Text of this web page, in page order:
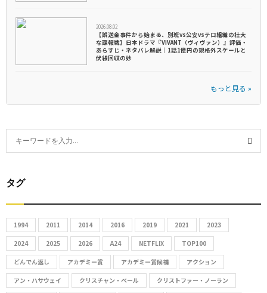
2026.08.02
【誤送金事件から始まる、別班vs公安vsテロ組織の壮大
な諜報戦】日本ドラマ『VIVANT（ヴィヴァン）』評価・
あらすじ・ネタバレ解説｜1話1億円の規格外スケールと
伏線回収の妙
もっと見る »
e
r
o
r
:
タグ
1994 2011 2014 2016 2019 2021 2023
2024 2025 2026 A24 NETFLIX TOP100
どんでん返し アカデミー賞 アカデミー賞候補 アクション
アン・ハサウェイ クリスチャン・ベール クリストファー・ノーラン